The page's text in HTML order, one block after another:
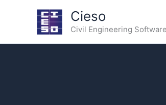
inhoud
Cieso
Civil Engineering Software